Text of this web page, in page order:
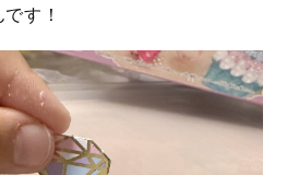
す！